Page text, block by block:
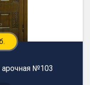
арочная №103